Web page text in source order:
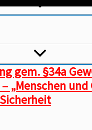
gem. §34a
und